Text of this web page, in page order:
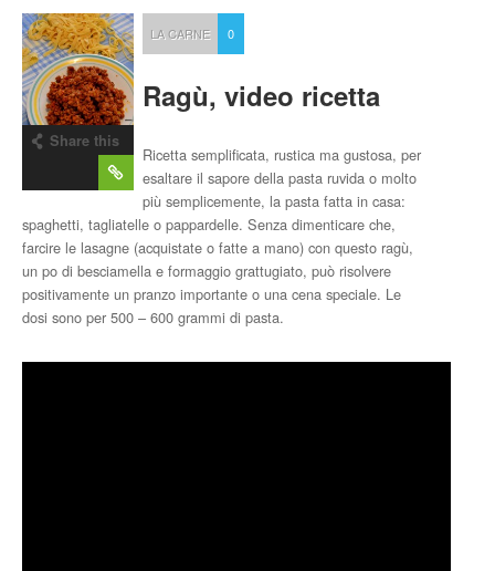
Share this
LA CARNE 0
Ragù, video ricetta
Ricetta semplificata, rustica ma gustosa, per
esaltare il sapore della pasta ruvida o molto
più semplicemente, la pasta fatta in casa:
spaghetti, tagliatelle o pappardelle. Senza dimenticare che,
farcire le lasagne (acquistate o fatte a mano) con questo ragù,
un po di besciamella e formaggio grattugiato, può risolvere
positivamente un pranzo importante o una cena speciale. Le
dosi sono per 500 – 600 grammi di pasta.